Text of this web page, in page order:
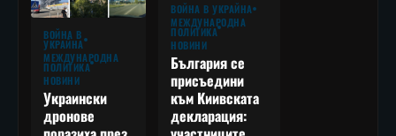
ВОЙНА В
УКРАЙНА
МЕЖДУНАРОДНА
ПОЛИТИКА
НОВИНИ
Украински
дронове
ВОЙНА В УКРАЙНА
МЕЖДУНАРОДНА
ПОЛИТИКА
НОВИНИ
България се
присъедини
към Киивската
декларация: